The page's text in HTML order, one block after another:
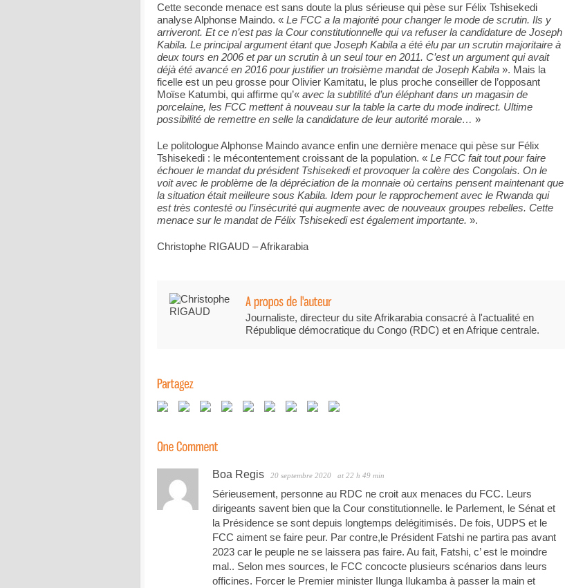
Cette seconde menace est sans doute la plus sérieuse qui pèse sur Félix Tshisekedi
analyse Alphonse Maindo. « Le FCC a la majorité pour changer le mode de scrutin. Ils y
arriveront. Et ce n’est pas la Cour constitutionnelle qui va refuser la candidature de Joseph
Kabila. Le principal argument étant que Joseph Kabila a été élu par un scrutin majoritaire à
deux tours en 2006 et par un scrutin à un seul tour en 2011. C’est un argument qui avait
déjà été avancé en 2016 pour justifier un troisième mandat de Joseph Kabila ». Mais la
ficelle est un peu grosse pour Olivier Kamitatu, le plus proche conseiller de l’opposant
Moïse Katumbi, qui affirme qu’« avec la subtilité d’un éléphant dans un magasin de
porcelaine, les FCC mettent à nouveau sur la table la carte du mode indirect. Ultime
possibilité de remettre en selle la candidature de leur autorité morale… »
Le politologue Alphonse Maindo avance enfin une dernière menace qui pèse sur Félix
Tshisekedi : le mécontentement croissant de la population. « Le FCC fait tout pour faire
échouer le mandat du président Tshisekedi et provoquer la colère des Congolais. On le
voit avec le problème de la dépréciation de la monnaie où certains pensent maintenant que
la situation était meilleure sous Kabila. Idem pour le rapprochement avec le Rwanda qui
est très contesté ou l’insécurité qui augmente avec de nouveaux groupes rebelles. Cette
menace sur le mandat de Félix Tshisekedi est également importante. ».
Christophe RIGAUD – Afrikarabia
Journaliste, directeur du site Afrikarabia consacré à l'actualité en
République démocratique du Congo (RDC) et en Afrique centrale.
Boa Regis 20 septembre 2020 at 22 h 49 min
Sérieusement, personne au RDC ne croit aux menaces du FCC. Leurs
dirigeants savent bien que la Cour constitutionnelle. le Parlement, le Sénat et
la Présidence se sont depuis longtemps delégitimisés. De fois, UDPS et le
FCC aiment se faire peur. Par contre,le Président Fatshi ne partira pas avant
2023 car le peuple ne se laissera pas faire. Au fait, Fatshi, c’ est le moindre
mal.. Selon mes sources, le FCC concocte plusieurs scénarios dans leurs
officines. Forcer le Premier minister Ilunga Ilukamba à passer la main et